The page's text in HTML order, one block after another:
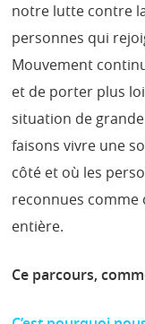
notre lutte contre
personnes qui
Mouvement
et de porter plus
situation de
faisons vivre une
côté et où les
reconnues
entière.
Ce parcours,